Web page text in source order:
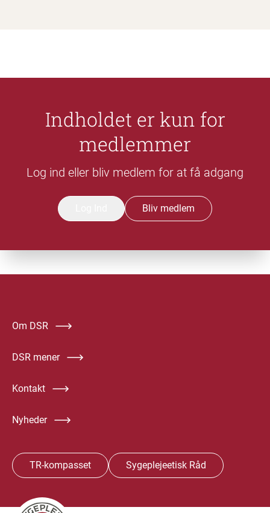
Indholdet er kun for
medlemmer
Log ind eller bliv medlem for at få adgang
Bliv medlem
Om DSR
DSR mener
Kontakt
Nyheder
TR-kompasset Sygeplejeetisk Råd